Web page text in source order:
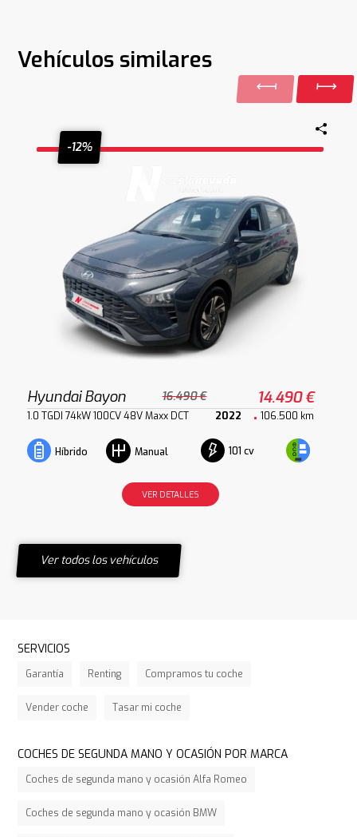
Vehículos similares
-12%
Hyundai Bayon 16.490 € 14.490 €
1.0 TGDI 74kW 100CV 48V Maxx DCT 2022 106.500 km
Híbrido Manual 101 cv
VER DETALLES
Ver todos los vehículos
SERVICIOS
Garantía Renting Compramos tu coche
Vender coche Tasar mi coche
COCHES DE SEGUNDA MANO Y OCASIÓN POR MARCA
Coches de segunda mano y ocasión Alfa Romeo
Coches de segunda mano y ocasión BMW